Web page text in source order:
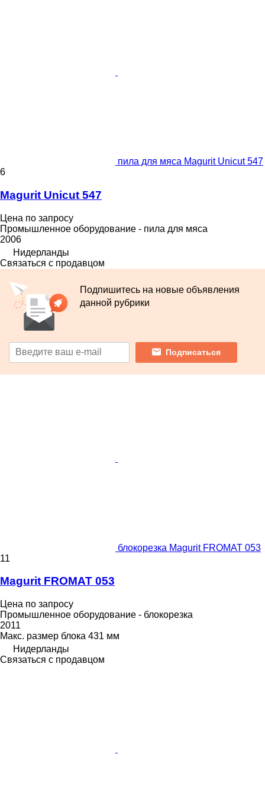
пила для мяса Magurit Unicut 547
6
Magurit Unicut 547
Цена по запросу
Промышленное оборудование - пила для мяса
2006
Нидерланды
Связаться с продавцом
Подпишитесь на новые объявления
данной рубрики
Подписаться
блокорезка Magurit FROMAT 053
11
Magurit FROMAT 053
Цена по запросу
Промышленное оборудование - блокорезка
2011
Макс. размер блока 431 мм
Нидерланды
Связаться с продавцом